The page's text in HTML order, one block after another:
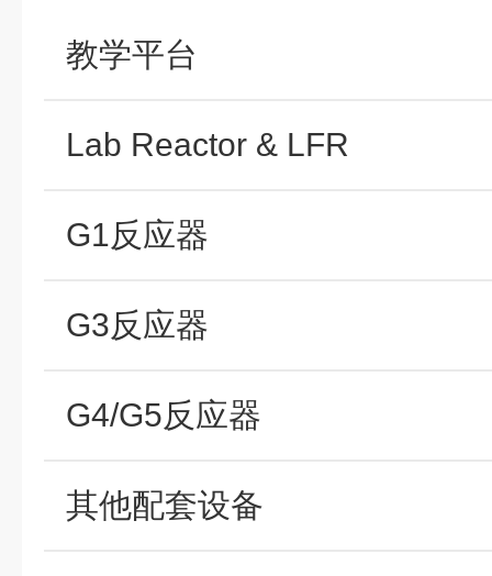
教学平台
Lab Reactor & LFR
G1反应器
G3反应器
G4/G5反应器
其他配套设备